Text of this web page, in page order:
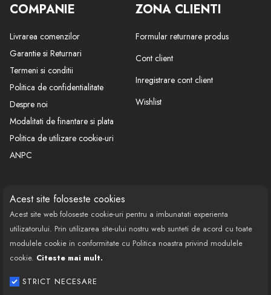
Acest site foloseste cookies
Acest site web foloseste cookie-uri pentru a imbunatati experienta
utilizatorului. Prin utilizarea site-ului nostru web sunteti de acord cu toate
modulele cookie in conformitate cu Politica noastra privind modulele
cookie. Citeste mai mult.
STRICT NECESARE
COMPANIE
Livrarea comenzilor
Garantie si Returnari
Termeni si conditii
Politica de confidentialitate
Despre noi
Modalitati de finantare si plata
Politica de utilizare cookie-uri
ANPC
ZONA CLIENTI
Formular returnare produs
Cont client
Inregistrare cont client
Wishlist
CONTACT
Call Center: 0377 100 941
Program de lucru: Luni-Vineri
08:00 - 18:00
Email: contact@bestautovest.ro